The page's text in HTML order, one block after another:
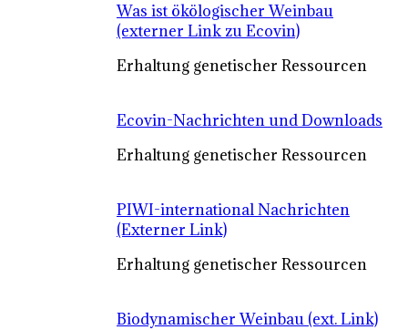
Was ist ökölogischer Weinbau
(externer Link zu Ecovin)
Erhaltung genetischer Ressourcen
Ecovin-Nachrichten und Downloads
Erhaltung genetischer Ressourcen
PIWI-international Nachrichten
(Externer Link)
Erhaltung genetischer Ressourcen
Biodynamischer Weinbau (ext. Link)